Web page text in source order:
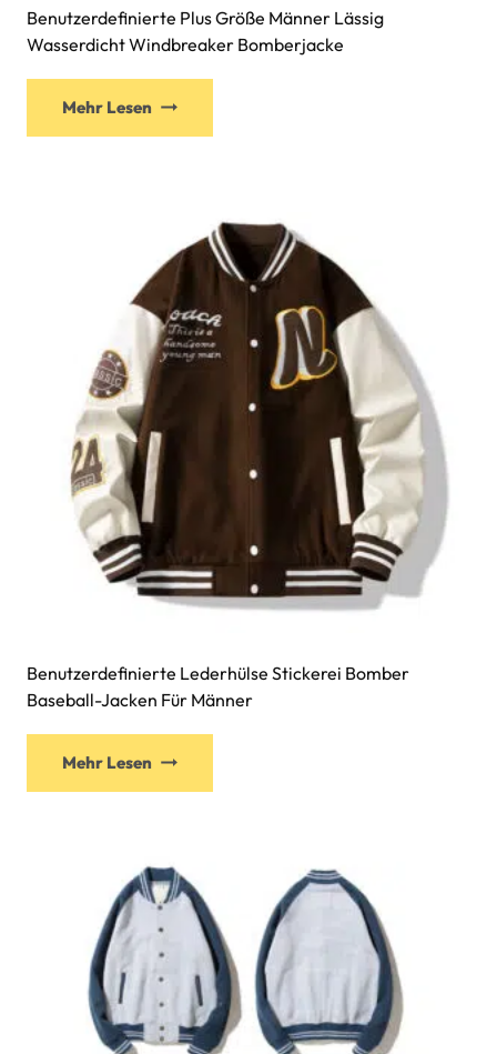
Benutzerdefinierte Plus Größe Männer Lässig
Wasserdicht Windbreaker Bomberjacke
Mehr Lesen
Benutzerdefinierte Lederhülse Stickerei Bomber
Baseball-Jacken Für Männer
Mehr Lesen